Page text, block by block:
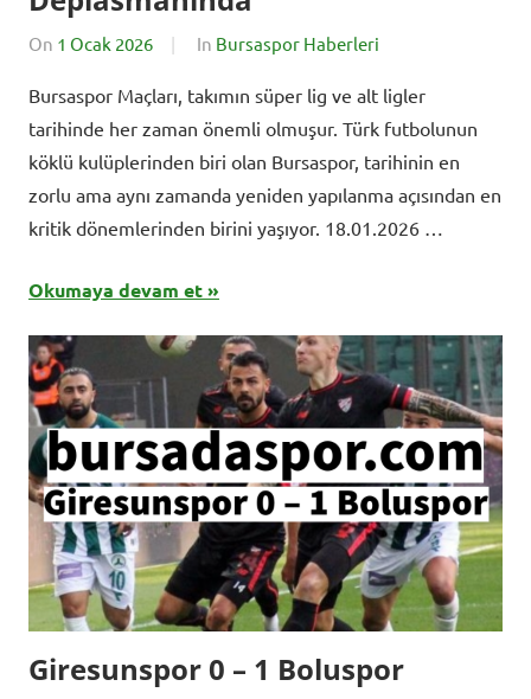
On 1 Ocak 2026
By
In Bursaspor Haberleri
Bursaspor Maçları, takımın süper lig ve alt ligler
tarihinde her zaman önemli olmuşur. Türk futbolunun
köklü kulüplerinden biri olan Bursaspor, tarihinin en
zorlu ama aynı zamanda yeniden yapılanma açısından en
kritik dönemlerinden birini yaşıyor. 18.01.2026 …
Okumaya devam et
Giresunspor 0 – 1 Boluspor